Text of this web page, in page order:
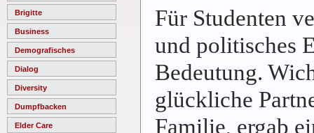
Brigitte
Business
Demografisches
Dialog
Diversity
Dumpfbacken
Elder Care
Für Studenten
und politisches
Bedeutung.
glückliche
Familie, ergab